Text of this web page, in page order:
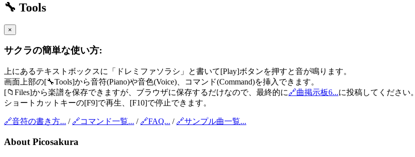
🔧 Tools
×
サクラの簡単な使い方:
上にあるテキストボックスに「ドレミファソラシ」と書いて[Play]ボタンを押すと音が鳴ります。
画面上部の[🔧Tools]から音符(Piano)や音色(Voice)、コマンド(Command)を挿入できます。
[📁Files]から楽譜を保存できますが、ブラウザに保存するだけなので、最終的に🔗曲掲示板6...に投稿してください。
ショートカットキーの[F9]で再生、[F10]で停止できます。
🔗音符の書き方... / 🔗コマンド一覧... / 🔗FAQ... / 🔗サンプル曲一覧...
About Picosakura